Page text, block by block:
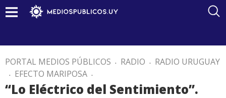
PORTAL MEDIOS PÚBLICOS . RADIO . RADIO URUGUAY
. EFECTO MARIPOSA .
“Lo Eléctrico del Sentimiento”.